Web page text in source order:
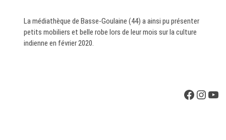
La médiathèque de Basse-Goulaine (44) a ainsi pu présenter
petits mobiliers et belle robe lors de leur mois sur la culture
indienne en février 2020.